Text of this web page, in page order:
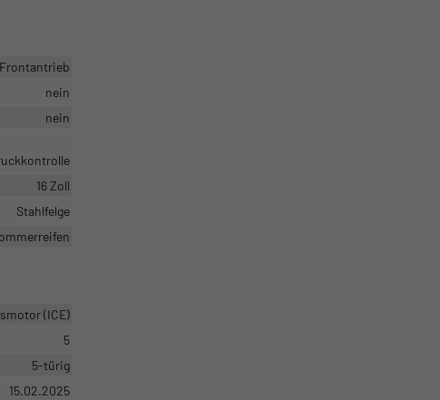
Frontantrieb
nein
nein
16 Zoll
Stahlfelge
(ICE)
5
5-türig
15.02.2025